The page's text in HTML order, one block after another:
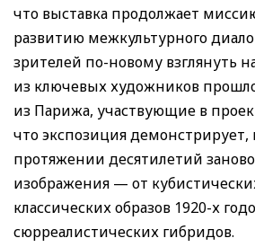
что выставка продолжает
развитию межкультурного
зрителей по-новому взглянуть
из ключевых художников
из Парижа, участвующие в
что экспозиция демонстрирует,
протяжении десятилетий
изображения — от
классических образов 1920-х
сюрреалистических гибридов.